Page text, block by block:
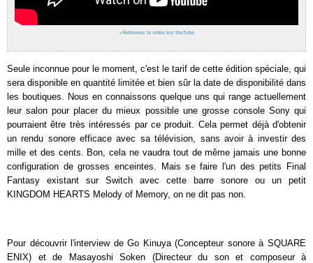
› Retrouvez la vidéo sur YouTube
Seule inconnue pour le moment, c'est le tarif de cette édition spéciale, qui
sera disponible en quantité limitée et bien sûr la date de disponibilité dans
les boutiques. Nous en connaissons quelque uns qui range actuellement
leur salon pour placer du mieux possible une grosse console Sony qui
pourraient être très intéressés par ce produit. Cela permet déjà d'obtenir
un rendu sonore efficace avec sa télévision, sans avoir à investir des
mille et des cents. Bon, cela ne vaudra tout de même jamais une bonne
configuration de grosses enceintes. Mais se faire l'un des petits Final
Fantasy existant sur Switch avec cette barre sonore ou un petit
KINGDOM HEARTS Melody of Memory, on ne dit pas non.
Pour découvrir l'interview de Go Kinuya (Concepteur sonore à SQUARE
ENIX) et de Masayoshi Soken (Directeur du son et composeur à